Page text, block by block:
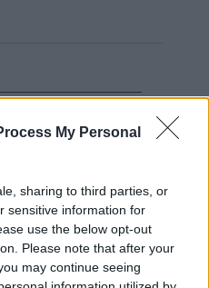
My Personal
sharing to third parties, or
sensitive information for
use the below opt-out
Please note that after your
may continue seeing
| LABERINTO ESPAÑOL |
BIENESTAR